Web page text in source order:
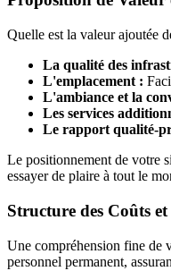
Quelle est la valeur ajoutée
La qualité des
L'emplacement :
L'ambiance et la
Les services
Le rapport qualité-
Le positionnement de votre
essayer de plaire à tout le
Structure des Coûts
Une compréhension fine de
personnel permanent,